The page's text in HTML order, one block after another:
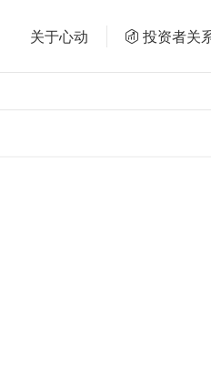
关于心动 投资者关